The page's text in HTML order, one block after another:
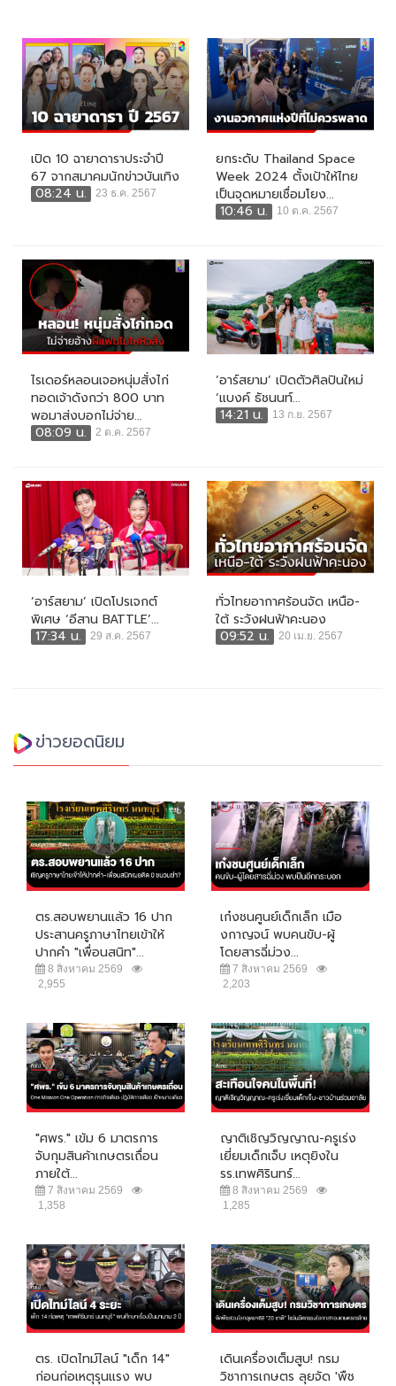
เปิด 10 ฉายาดาราประจำปี
67 จากสมาคมนักข่าวบันเทิง
08:24 น.
23 ธ.ค. 2567
ยกระดับ Thailand Space
Week 2024 ตั้งเป้าให้ไทย
เป็นจุดหมายเชื่อมโยง...
10:46 น.
10 ต.ค. 2567
ไรเดอร์หลอนเจอหนุ่มสั่งไก่
ทอดเจ้าดังกว่า 800 บาท
พอมาส่งบอกไม่จ่าย...
08:09 น.
2 ต.ค. 2567
‘อาร์สยาม’ เปิดตัวศิลปินใหม่
‘แบงค์ ธัชนนท์...
14:21 น.
13 ก.ย. 2567
‘อาร์สยาม’ เปิดโปรเจกต์
พิเศษ ‘อีสาน BATTLE’...
17:34 น.
29 ส.ค. 2567
ทั่วไทยอากาศร้อนจัด เหนือ-
ใต้ ระวังฝนฟ้าคะนอง
09:52 น.
20 เม.ย. 2567
ข่าวยอดนิยม
ตร.สอบพยานแล้ว 16 ปาก
ประสานครูภาษาไทยเข้าให้
ปากคำ "เพื่อนสนิท"...
8 สิงหาคม 2569
2,955
เก๋งชนศูนย์เด็กเล็ก เมือ
งกาญจน์ พบคนขับ-ผู้
โดยสารฉี่ม่วง...
7 สิงหาคม 2569
2,203
"ศพร." เข้ม 6 มาตรการ
จับกุมสินค้าเกษตรเถื่อน
ภายใต้...
7 สิงหาคม 2569
1,358
ญาติเชิญวิญญาณ-ครูเร่ง
เยี่ยมเด็กเจ็บ เหตุยิงใน
รร.เทพศิรินทร์...
8 สิงหาคม 2569
1,285
ตร. เปิดไทม์ไลน์ "เด็ก 14"
ก่อนก่อเหตุรุนแรง พบ
เดินเครื่องเต็มสูบ! กรม
วิชาการเกษตร ลุยจัด 'พืช